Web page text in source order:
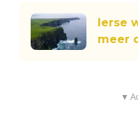
Ierse
meer
▼